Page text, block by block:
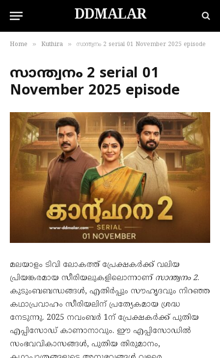
DDMALAR
Home » Kuthira » സാന്ത്വനം 2 serial 01 November 2025 episode
സാന്ത്വനം 2 serial 01
November 2025 episode
മലയാളം ടിവി ലോകത്ത് പ്രേക്ഷകർക്ക് വലിയ
പ്രിയങ്കരമായ സീരിയലുകളിലൊന്നാണ് സാന്ത്വനം 2.
കുടുംബബന്ധങ്ങൾ, എതിര്‍പ്പും സൗഹൃദവും നിറഞ്ഞ
കഥാപ്രവാഹം സീരിയലിന് പ്രത്യേകമായ ശ്രദ്ധ
നേടുന്നു. 2025 നവംബർ 1ന് പ്രേക്ഷകർക്ക് പുതിയ
എപ്പിസോഡ് കാണാനാവും. ഈ എപ്പിസോഡിൽ
സംഭവവികാസങ്ങൾ, പുതിയ തിരുമാനം,